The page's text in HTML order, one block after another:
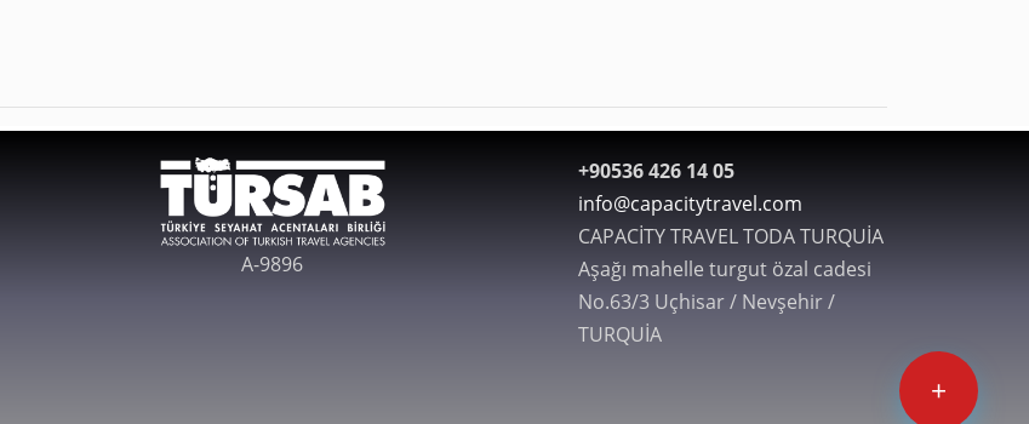
A-9896
+90536 426 14 05
info@capacitytravel.com
CAPACİTY TRAVEL TODA TURQUİA
Aşağı mahelle turgut özal cadesi
No.63/3 Uçhisar / Nevşehir /
TURQUİA
+